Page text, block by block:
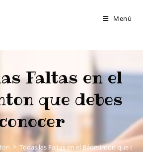
Menú
Faltas en el
que debes
> Todas las Faltas en el Bádminton que